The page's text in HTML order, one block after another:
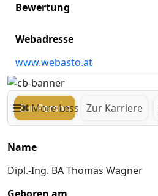
Bewertung
Webadresse
www.webasto.at
Zur Person Zur Karriere
MoreLess
Name
Dipl.-Ing. BA Thomas Wagner